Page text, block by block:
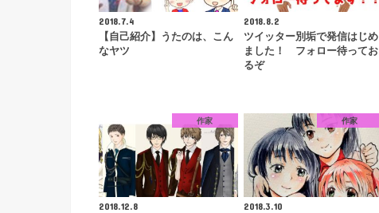
2018.7.4
【自己紹介】うたのは、こん
なヤツ
2018.8.2
ツイッター別垢で発信はじめ
ました！ フォロー待ってお
るぞ
作家
2018.12.8
作家
2018.3.10